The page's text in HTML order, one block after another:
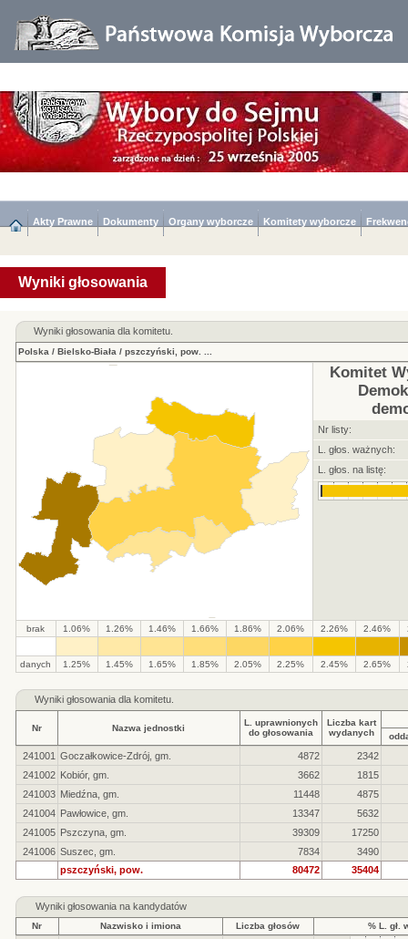
Akty Prawne Dokumenty Organy wyborcze Komitety wyborcze
Wyniki głosowania
Wyniki głosowania dla komitetu.
Polska / Bielsko-Biała / pszczyński, pow.
Komitet
Nr listy:
L. głos. ważnych:
L. głos. na listę:
brak 1.06% 1.26% 1.46% 1.66% 1.86% 2.06% 2.26% 2.46%
danych 1.25% 1.45% 1.65% 1.85% 2.05% 2.25% 2.45% 2.65%
Wyniki głosowania dla komitetu.
Nr Nazwa jednostki
L. uprawnionych
do głosowania
Liczba kart
wydanych
241001 Goczałkowice-Zdrój, gm. 4872
2342
241002 Kobiór, gm. 3662
1815
241003 Miedźna, gm. 11448
4875
241004 Pawłowice, gm. 13347
5632
241005 Pszczyna, gm. 39309
17250
241006 Suszec, gm. 7834
3490
pszczyński, pow.
80472 35404
Wyniki głosowania na kandydatów
Nr Nazwisko i imiona Liczba głosów % L. gł.